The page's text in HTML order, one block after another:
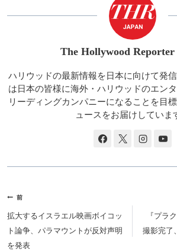
The Hollywood Reporter
ハリウッドの最新情報を日本に向けて発
は日本の皆様に海外・ハリウッドのエン
リーディングカンパニーになることを目
ュースをお届けしていま
投
稿
ナ
ビ
前
拡大するイスラエル映画ボイコッ
ト論争、パラマウントが反対声明
を発表
『プラ
撮影完了